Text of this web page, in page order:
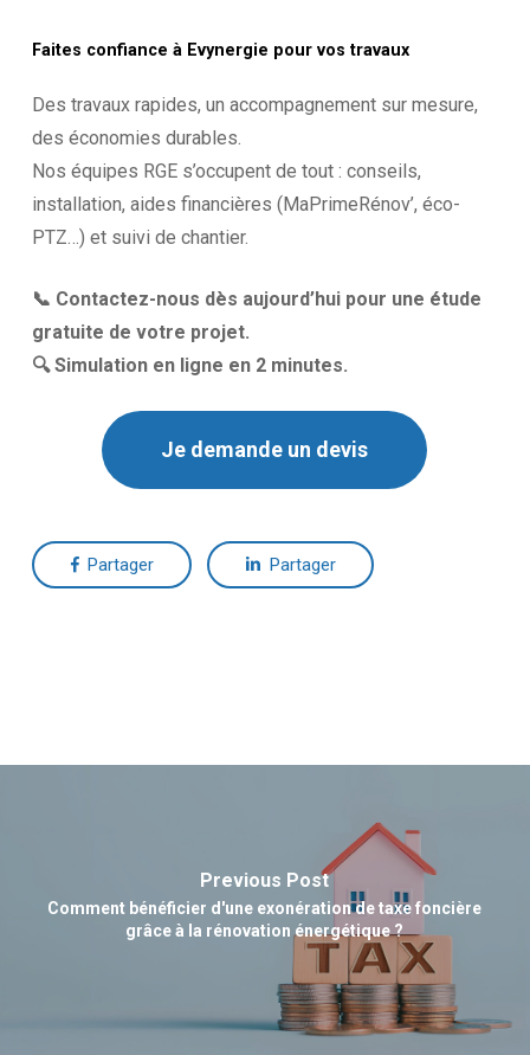
Faites confiance à Evynergie pour vos travaux
Des travaux rapides, un accompagnement sur mesure,
des économies durables.
Nos équipes RGE s’occupent de tout : conseils,
installation, aides financières (MaPrimeRénov’, éco-
PTZ…) et suivi de chantier.
📞 Contactez-nous dès aujourd’hui pour une étude
gratuite de votre projet.
🔍 Simulation en ligne en 2 minutes.
Je demande un devis
Partager Partager
Previous Post
Comment bénéficier d'une exonération de taxe foncière
grâce à la rénovation énergétique ?